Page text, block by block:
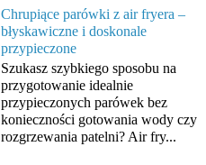
Chrupiące parówki z air fryera –
błyskawiczne i doskonale
przypieczone
Szukasz szybkiego sposobu na
przygotowanie idealnie
przypieczonych parówek bez
konieczności gotowania wody czy
rozgrzewania patelni? Air fry...